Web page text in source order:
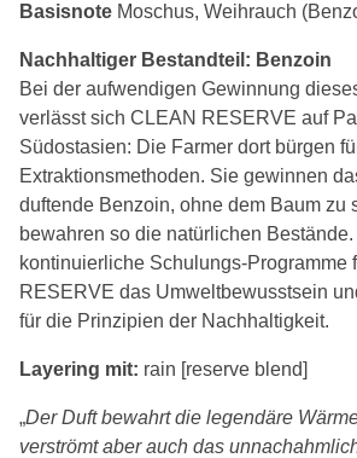
Basisnote Moschus, Weihrauch
Nachhaltiger Bestandteil: Benzoin
Bei der aufwendigen Gewinnung
verlässt sich CLEAN RESERVE auf
Südostasien: Die Farmer dort bürgen
Extraktionsmethoden. Sie gewinnen
duftende Benzoin, ohne dem Baum zu
bewahren so die natürlichen Bestände.
kontinuierliche Schulungs-Programme
RESERVE das Umweltbewusstsein
für die Prinzipien der Nachhaltigkeit.
Layering mit: rain [reserve blend]
„Der Duft bewahrt die legendäre
verströmt aber auch das